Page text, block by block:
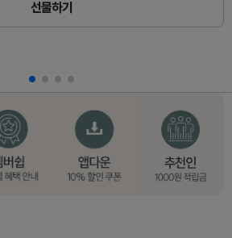
선물하기